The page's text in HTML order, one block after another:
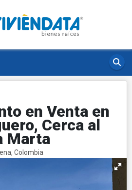
en Venta en
Cerca al
Marta
Colombia